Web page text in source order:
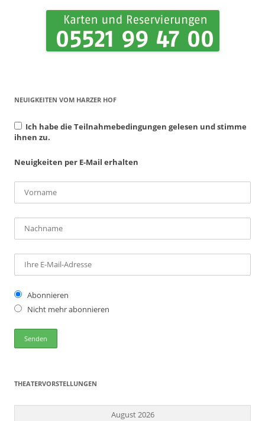
NEUIGKEITEN VOM HARZER HOF
Ich habe die Teilnahmebedingungen gelesen und stimme
ihnen zu.
Neuigkeiten per E-Mail erhalten
Abonnieren
Nicht mehr abonnieren
THEATERVORSTELLUNGEN
August 2026